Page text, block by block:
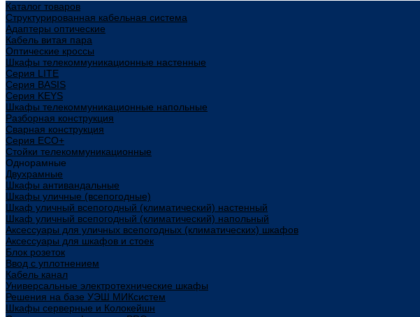
Каталог товаров
Структурированная кабельная система
Адаптеры оптические
Кабель витая пара
Оптические кроссы
Шкафы телекоммуникационные настенные
Cерия LITE
Cерия BASIS
Cерия KEYS
Шкафы телекоммуникационные напольные
Разборная конструкция
Сварная конструкция
Серия ECO+
Стойки телекоммуникационные
Однорамные
Двухрамные
Шкафы антивандальные
Шкафы уличные (всепогодные)
Шкаф уличный всепогодный (климатический) настенный
Шкаф уличный всепогодный (климатический) напольный
Аксессуары для уличных всепогодных (климатических) шкафов
Аксессуары для шкафов и стоек
Блок розеток
Ввод с уплотнением
Кабель канал
Универсальные электротехнические шкафы
Решения на базе УЭШ МИКсистем
Шкафы серверные и Колокейшн